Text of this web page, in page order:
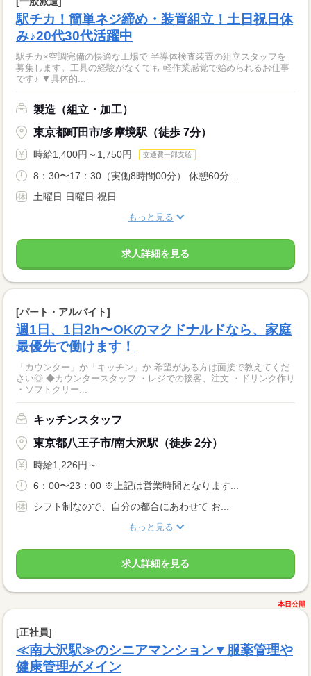
駅チカ！簡単ネジ締め・装置組立！土日祝日休
み♪20代30代活躍中
駅チカ×空調完備の快適な工場で 半導体検査装置の組立スタッフを
募集します。工具の経験がなくても 軽作業感覚で始められるお仕事
です♪ ▼具体的...
製造（組立・加工）
東京都町田市/多摩境駅（徒歩 7分）
時給1,400円～1,750円 交通費一部支給
8：30〜17：30（実働8時間00分） 休憩60分...
土曜日 日曜日 祝日
もっと見る
求人詳細を見る
[パート・アルバイト]
週1日、1日2h〜OKのマクドナルドなら、家庭
最優先で働けます！
「カウンター」か「キッチン」か 希望がある方は面接で教えてくだ
さい◎ ◆カウンタースタッフ ・レジでの接客、注文 ・ドリンク作り
・ソフトクリー...
キッチンスタッフ
東京都八王子市/南大沢駅（徒歩 2分）
時給1,226円～
6：00〜23：00 ※上記は営業時間となります...
シフト制なので、自分の都合にあわせて お...
もっと見る
求人詳細を見る
本日公開
[正社員]
≪南大沢駅≫のシニアマンション▼服薬管理や
健康管理がメイン